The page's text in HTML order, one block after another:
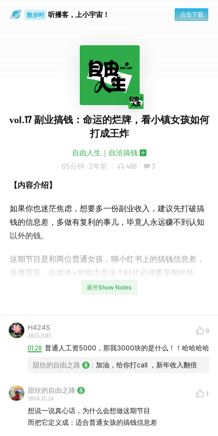
散步时 听播客，上小宇宙！ 点击下载
vol.17 副业搞钱：命运的烂牌，看小镇女孩如何
打成王炸
自由人生｜自洽搞钱
65分钟 · 2年前 466 · 3
【内容介绍】
如果你也迷茫焦虑，想要多一份副业收入，建议先打破搞
钱的信息差，多做有复利的事儿，毕竟人永远赚不到认知
以外的钱。
这期节目是和两位普通女孩，聊小红书上的搞钱信息差，
毋庸置疑，自媒体+的能力是这个时代必须要掌握的技
创业瞎折腾，反而在这些不确定的环境中，却依然还有普
通人选择逆流而上。
先说一下背景
苏拉：她是真野美学联合创始人、静物摄影导师、知名
品牌合作摄影师。为爱情从湖北远嫁到大连，现生活在
四五线小县城里，一待就是五年！从无朋友、无社交、
无勇气迈出舒适圈，用不到1年时间自我觉醒破茧成
展开Show Notes
H424S
2025.2.05
0
01:28 普通人工资5000，那我3000块的是什么！！哈哈哈哈
甜欣的自由之路 : 加油，给你打call ，新年收入翻倍
甜欣的自由之路
2024.11.24
1
想说一说真心话，为什么会想做这期节目
而把它定义成：适合普通女孩的搞钱信息差